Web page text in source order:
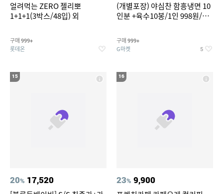
얼려먹는 ZERO 젤리뽀
1+1+1(3박스/48입) 외
구매 999+
롯데온
(개별포장) 야심찬 함흥냉면 10
인분 +육수10봉/1인 998원/머
구매 999+
G마켓 5
15
20% 17,520
16
23% 9,900